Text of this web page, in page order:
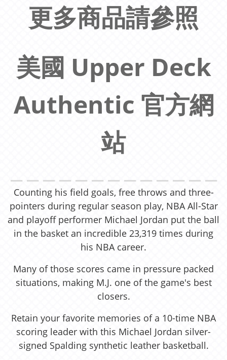
更多商品請參照
美國 Upper Deck
Authentic 官方網
站
Counting his field goals, free throws and three-
pointers during regular season play, NBA All-Star
and playoff performer Michael Jordan put the ball
in the basket an incredible 23,319 times during
his NBA career.
Many of those scores came in pressure packed
situations, making M.J. one of the game's best
closers.
Retain your favorite memories of a 10-time NBA
scoring leader with this Michael Jordan silver-
signed Spalding synthetic leather basketball.